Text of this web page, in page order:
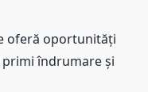
oferă oportunități
primi îndrumare și